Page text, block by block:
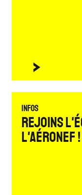
Infos
Rejoins
L'Aéronef !